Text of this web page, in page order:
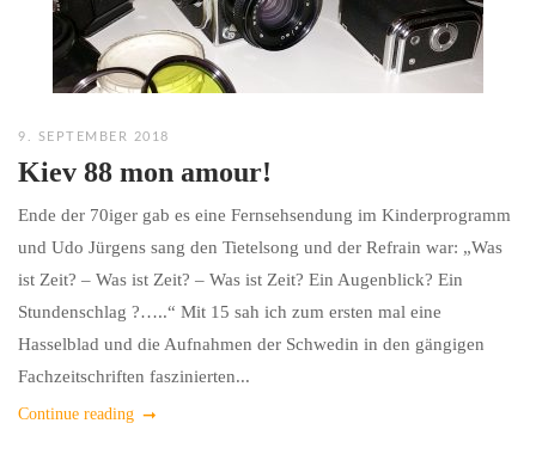
9. SEPTEMBER 2018
Kiev 88 mon amour!
Ende der 70iger gab es eine Fernsehsendung im Kinderprogramm
und Udo Jürgens sang den Tietelsong und der Refrain war: „Was
ist Zeit? – Was ist Zeit? – Was ist Zeit? Ein Augenblick? Ein
Stundenschlag ?…..“ Mit 15 sah ich zum ersten mal eine
Hasselblad und die Aufnahmen der Schwedin in den gängigen
Fachzeitschriften faszinierten...
Continue reading